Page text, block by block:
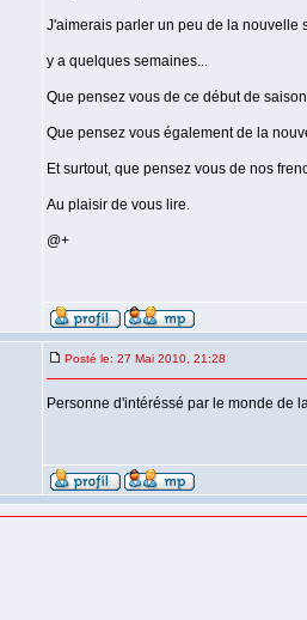
J'aimerais parler un peu de la nouvelle
y a quelques semaines...
Que pensez vous de ce début de
Que pensez vous également de la
Et surtout, que pensez vous de nos
Au plaisir de vous lire.
@+
Posté le: 27 Mai 2010, 21:28
Personne d'intéréssé par le monde de